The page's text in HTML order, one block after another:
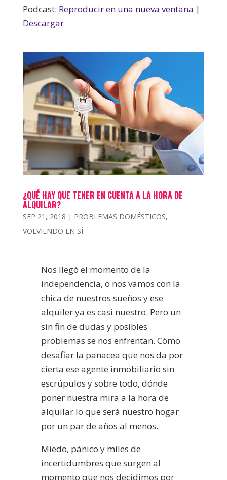
Podcast: Reproducir en una nueva ventana |
Descargar
¿QUÉ HAY QUE TENER EN CUENTA A LA HORA DE
ALQUILAR?
SEP 21, 2018 | PROBLEMAS DOMÉSTICOS,
VOLVIENDO EN SÍ
Nos llegó el momento de la
independencia, o nos vamos con la
chica de nuestros sueños y ese
alquiler ya es casi nuestro. Pero un
sin fin de dudas y posibles
problemas se nos enfrentan. Cómo
desafiar la panacea que nos da por
cierta ese agente inmobiliario sin
escrúpulos y sobre todo, dónde
poner nuestra mira a la hora de
alquilar lo que será nuestro hogar
por un par de años al menos.
Miedo, pánico y miles de
incertidumbres que surgen al
momento que nos decidimos por